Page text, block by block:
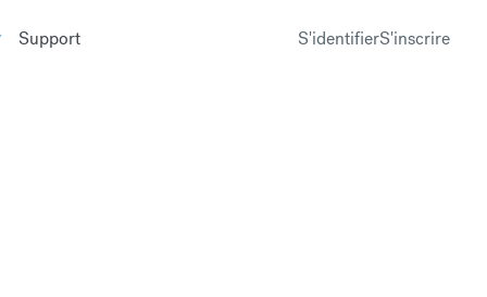
Support S'identifierS'inscrire